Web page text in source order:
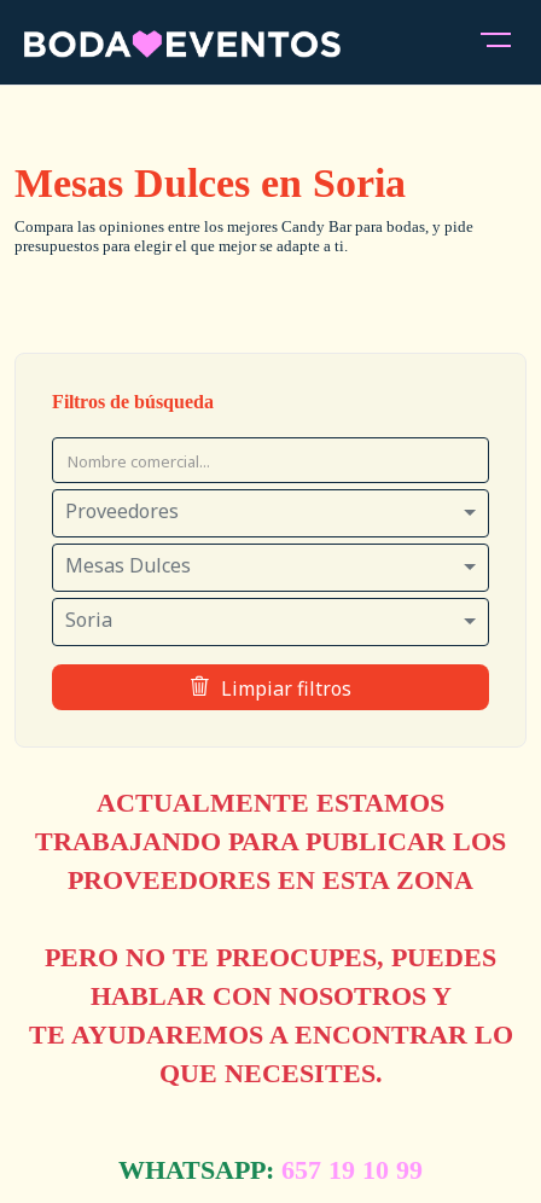
Mesas Dulces en Soria
Compara las opiniones entre los mejores Candy Bar para bodas, y pide
presupuestos para elegir el que mejor se adapte a ti.
Filtros de búsqueda
Proveedores
Mesas Dulces
Soria
Limpiar filtros
ACTUALMENTE ESTAMOS
TRABAJANDO PARA PUBLICAR LOS
PROVEEDORES EN ESTA ZONA
PERO NO TE PREOCUPES, PUEDES
HABLAR CON NOSOTROS Y
TE AYUDAREMOS A ENCONTRAR LO
QUE NECESITES.
WHATSAPP: 657 19 10 99